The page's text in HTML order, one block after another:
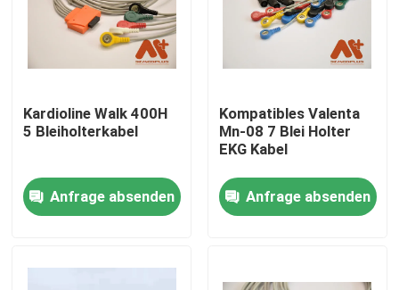
Kardioline Walk 400H
5 Bleiholterkabel
Anfrage absenden
Kompatibles Valenta
Mn-08 7 Blei Holter
EKG Kabel
Anfrage absenden